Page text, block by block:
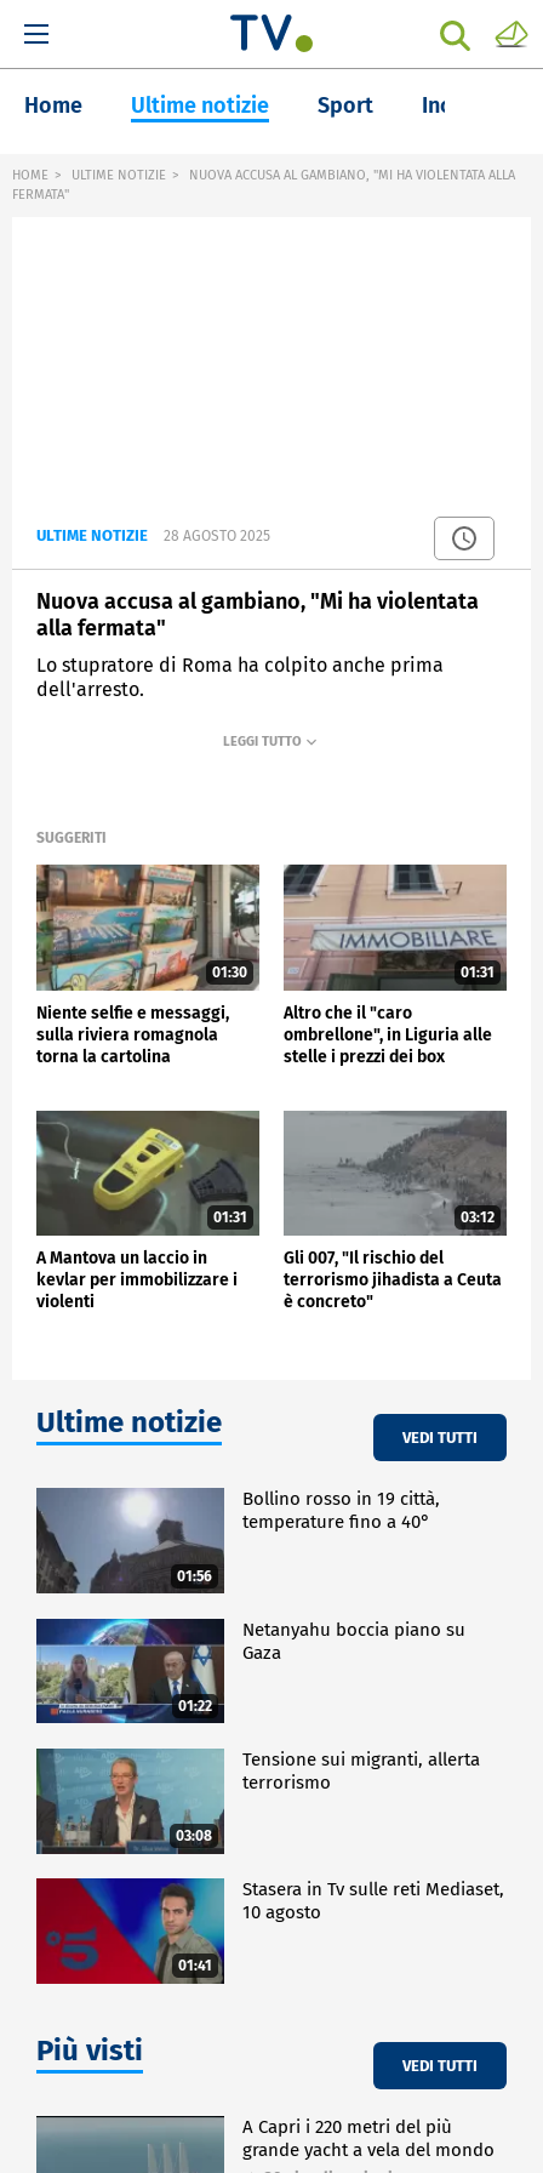
Home Ultime notizie Sport Inchieste
HOME ULTIME NOTIZIE
NUOVA ACCUSA AL GAMBIANO, "MI HA VIOLENTATA ALLA
FERMATA"
ULTIME NOTIZIE 28 AGOSTO 2025
Nuova accusa al gambiano, "Mi ha violentata
alla fermata"
Lo stupratore di Roma ha colpito anche prima
dell'arresto.
SUGGERITI
01:30
Niente selfie e messaggi,
sulla riviera romagnola
torna la cartolina
01:31
Altro che il "caro
ombrellone", in Liguria alle
stelle i prezzi dei box
01:31
A Mantova un laccio in
kevlar per immobilizzare i
violenti
03:12
Gli 007, "Il rischio del
terrorismo jihadista a Ceuta
è concreto"
Ultime notizie VEDI TUTTI
01:56
Bollino rosso in 19 città,
temperature fino a 40°
01:22
Netanyahu boccia piano su
Gaza
03:08
Tensione sui migranti, allerta
terrorismo
01:41
Stasera in Tv sulle reti Mediaset,
10 agosto
Più visti VEDI TUTTI
A Capri i 220 metri del più
grande yacht a vela del mondo